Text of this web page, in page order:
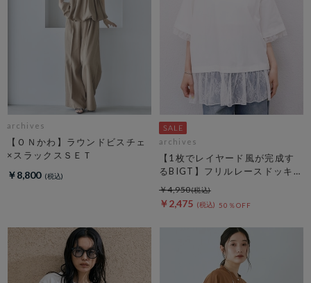
archives
【ＯＮかわ】ラウンドビスチェ
×スラックスＳＥＴ
￥8,800
archives
【1枚でレイヤード風が完成す
るBIGT】フリルレースドッキン
グＢＩＧＴＥＥ
￥2,475 50％OFF
￥4,950